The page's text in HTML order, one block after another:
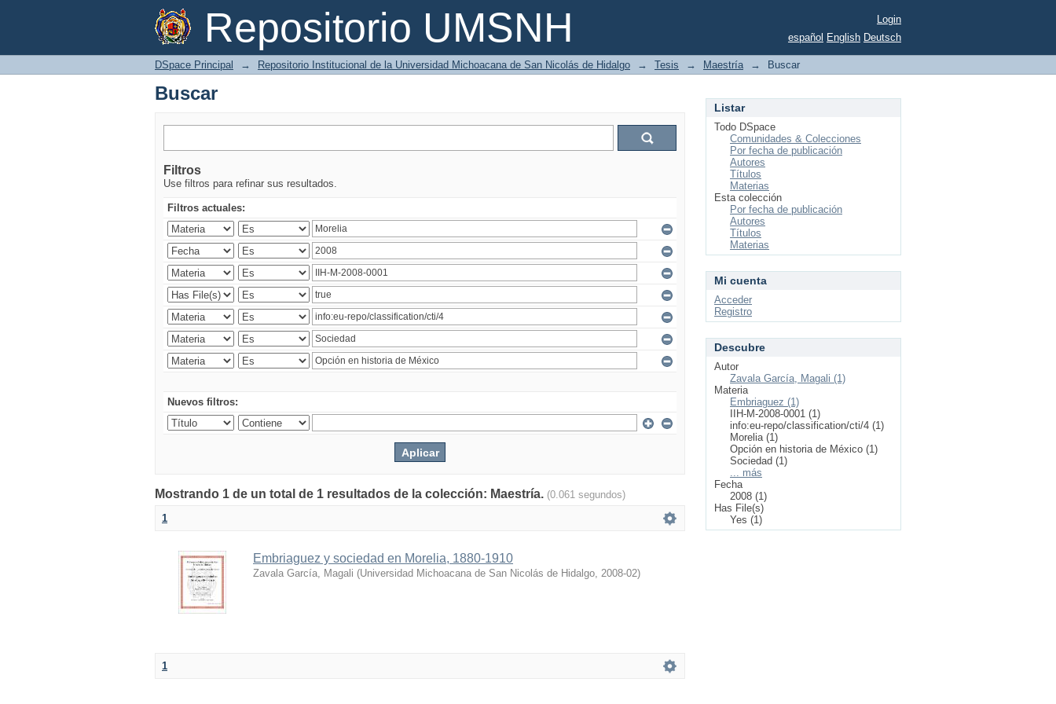
Repositorio UMSNH
Buscar
Login
español English Deutsch
DSpace Principal → Repositorio Institucional de la Universidad Michoacana de San Nicolás de Hidalgo → Tesis → Maestría → Buscar
Buscar
Filtros
Use filtros para refinar sus resultados.
Filtros actuales:
Nuevos filtros:
Mostrando 1 de un total de 1 resultados de la colección: Maestría. (0.061 segundos)
1
Embriaguez y sociedad en Morelia, 1880-1910
Zavala García, Magali (Universidad Michoacana de San Nicolás de Hidalgo, 2008-02)
1
Listar
Todo DSpace
Comunidades & Colecciones
Por fecha de publicación
Autores
Títulos
Materias
Esta colección
Por fecha de publicación
Autores
Títulos
Materias
Mi cuenta
Acceder
Registro
Descubre
Autor
Zavala García, Magali (1)
Materia
Embriaguez (1)
IIH-M-2008-0001 (1)
info:eu-repo/classification/cti/4 (1)
Morelia (1)
Opción en historia de México (1)
Sociedad (1)
... más
Fecha
2008 (1)
Has File(s)
Yes (1)